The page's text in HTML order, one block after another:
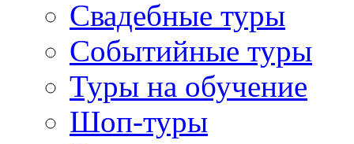
Свадебные туры
Событийные туры
Туры на обучение
Шоп-туры